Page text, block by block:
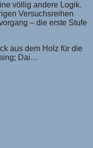
völlig andere Logik.
Versuchsreihen
– die erste Stufe
aus dem Holz für die
Dai…